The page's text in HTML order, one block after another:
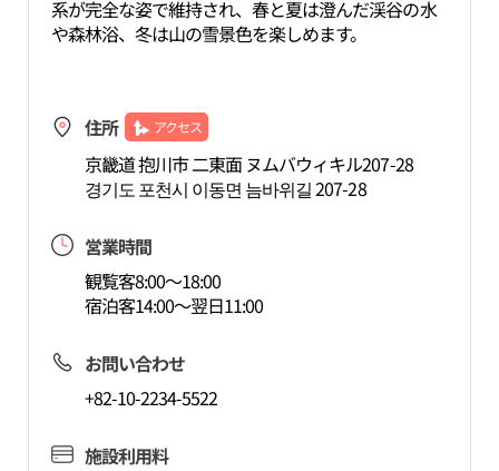
系が完全な姿で維持され、春と夏は澄んだ渓谷の水
や森林浴、冬は山の雪景色を楽しめます。
住所 アクセス
京畿道 抱川市 二東面 ヌムバウィキル207-28
경기도 포천시 이동면 늠바위길 207-28
営業時間
観覧客8:00～18:00
宿泊客14:00～翌日11:00
お問い合わせ
+82-10-2234-5522
施設利用料